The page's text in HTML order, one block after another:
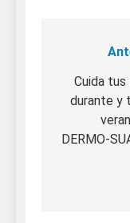
deCuida tus
durante y
DERMO-